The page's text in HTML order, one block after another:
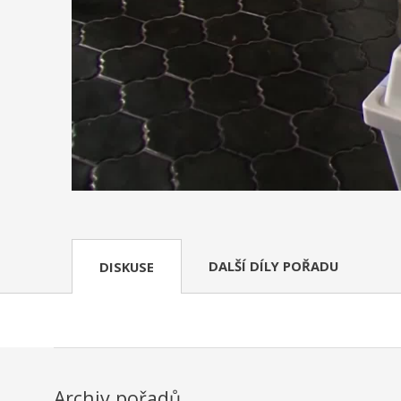
DISKUSE DALŠÍ DÍLY POŘADU